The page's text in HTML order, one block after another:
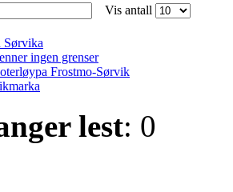
Vis antall
Sørvika
ingen grenser
Frostmo-Sørvik
lest: 0